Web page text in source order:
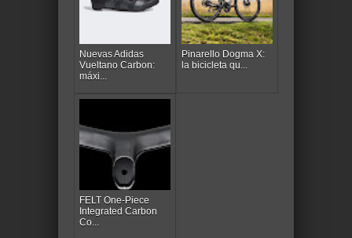
Nuevas Adidas
Vueltano Carbon:
máxi...
Pinarello Dogma X:
la bicicleta qu...
FELT One-Piece
Integrated Carbon
Co...